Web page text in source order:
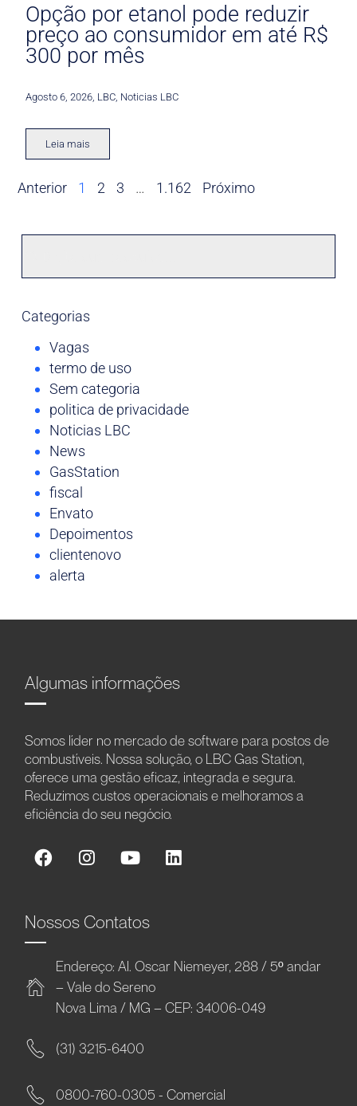
Opção por etanol pode reduzir
preço ao consumidor em até R$
300 por mês
Agosto 6, 2026 LBC Noticias LBC
Leia mais
Anterior 1 2 3 … 1.162 Próximo
Categorias
Vagas
termo de uso
Sem categoria
politica de privacidade
Noticias LBC
News
GasStation
fiscal
Envato
Depoimentos
clientenovo
alerta
Algumas informações
Somos líder no mercado de software para postos de
combustíveis. Nossa solução, o LBC Gas Station,
oferece uma gestão eficaz, integrada e segura.
Reduzimos custos operacionais e melhoramos a
eficiência do seu negócio.
Nossos Contatos
Endereço: Al. Oscar Niemeyer, 288 / 5º andar
– Vale do Sereno
Nova Lima / MG – CEP: 34006-049
(31) 3215-6400
0800-760-0305 - Comercial